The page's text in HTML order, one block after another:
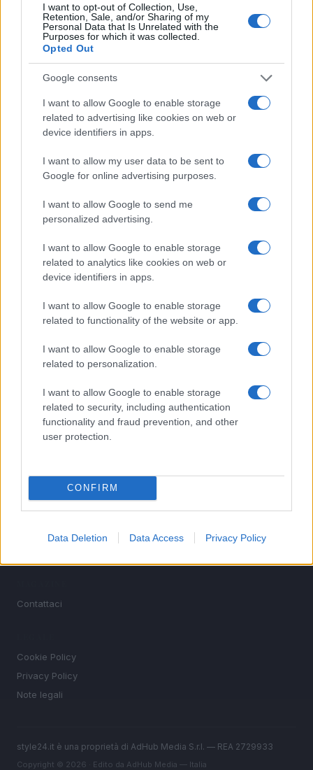
I want to opt-out of Collection, Use,
Retention, Sale, and/or Sharing of my
Personal Data that Is Unrelated with the
Purposes for which it was collected.
Opted Out
Google consents
I want to allow Google to enable storage
related to advertising like cookies on web or
device identifiers in apps.
I want to allow my user data to be sent to
Google for online advertising purposes.
I want to allow Google to send me
personalized advertising.
I want to allow Google to enable storage
related to analytics like cookies on web or
device identifiers in apps.
I want to allow Google to enable storage
related to functionality of the website or app.
I want to allow Google to enable storage
related to personalization.
I want to allow Google to enable storage
related to security, including authentication
functionality and fraud prevention, and other
user protection.
CONFIRM
Data Deletion Data Access Privacy Policy
PIÙ LETTI
Scopri le tendenze beauty di agosto 2026: dalle spa di
lusso alle novità make-up
Capelli grigi: la sfumatura ghiaccio che illumina il viso
Chiara Ferragni sul lago di Como
vita bassa
musica, tv e gossip.
SEZIONI
Bellezza
People
Contattaci
Cookie Policy
Privacy Policy
Note legali
style24.it è una proprietà di AdHub Media S.r.l. — REA 2729933
Copyright © 2026 · Edito da AdHub Media — Italia